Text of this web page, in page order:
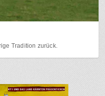
Tradition zurück.